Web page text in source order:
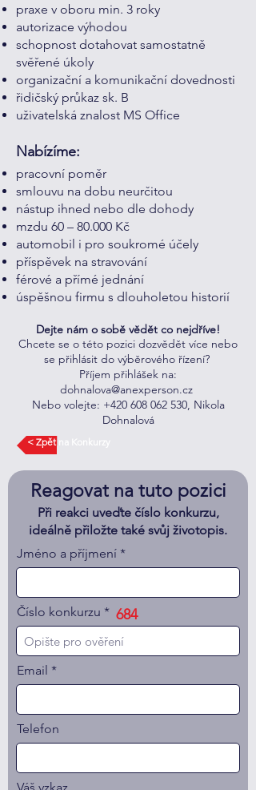
praxe v oboru min. 3 roky
autorizace výhodou
schopnost dotahovat samostatně
svěřené úkoly
organizační a komunikační dovednosti
řidičský průkaz sk. B
uživatelská znalost MS Office
Nabízíme:
pracovní poměr
smlouvu na dobu neurčitou
nástup ihned nebo dle dohody
mzdu 60 – 80.000 Kč
automobil i pro soukromé účely
příspěvek na stravování
férové a přímé jednání
úspěšnou firmu s dlouholetou historií
Dejte nám o sobě vědět co nejdříve!
Chcete se o této pozici dozvědět více nebo
se přihlásit do výběrového řízení?
Příjem přihlášek na:
dohnalova@anexperson.cz
Nebo volejte: +420 608 062 530, Nikola
Dohnalová
< Zpět na Konkurzy
Reagovat na tuto pozici
Při reakci uveďte číslo konkurzu,
ideálně přiložte také svůj životopis.
Jméno a příjmení
684
Číslo konkurzu
Email
Telefon